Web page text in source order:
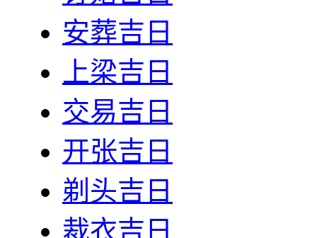
安葬吉日
上梁吉日
交易吉日
开张吉日
剃头吉日
裁衣吉日